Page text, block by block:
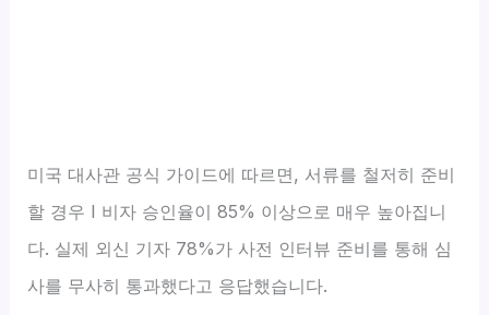
미국 대사관 공식 가이드에 따르면, 서류를 철저히 준비
할 경우 I 비자 승인율이 85% 이상으로 매우 높아집니
다. 실제 외신 기자 78%가 사전 인터뷰 준비를 통해 심
사를 무사히 통과했다고 응답했습니다.